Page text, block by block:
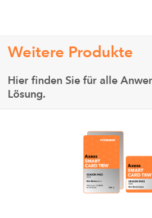
Weitere Produkte
Hier finden Sie für alle
Lösung.